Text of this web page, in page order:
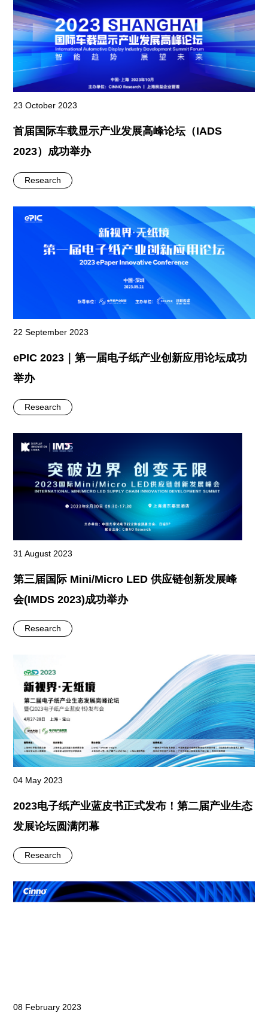
23 October 2023
首届国际车载显示产业发展高峰论坛（IADS
2023）成功举办
Research
22 September 2023
ePIC 2023｜第一届电子纸产业创新应用论坛成功
举办
Research
31 August 2023
第三届国际 Mini/Micro LED 供应链创新发展峰
会(IMDS 2023)成功举办
Research
04 May 2023
2023电子纸产业蓝皮书正式发布！第二届产业生态
发展论坛圆满闭幕
Research
08 February 2023